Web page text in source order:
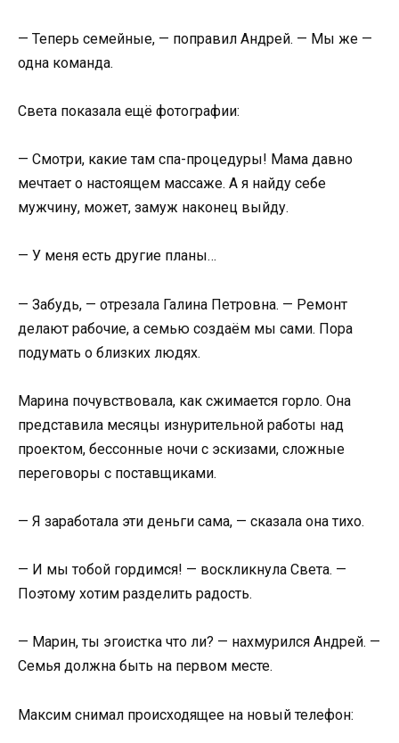
— Теперь семейные, — поправил Андрей. — Мы же —
одна команда.
Света показала ещё фотографии:
— Смотри, какие там спа-процедуры! Мама давно
мечтает о настоящем массаже. А я найду себе
мужчину, может, замуж наконец выйду.
— У меня есть другие планы…
— Забудь, — отрезала Галина Петровна. — Ремонт
делают рабочие, а семью создаём мы сами. Пора
подумать о близких людях.
Марина почувствовала, как сжимается горло. Она
представила месяцы изнурительной работы над
проектом, бессонные ночи с эскизами, сложные
переговоры с поставщиками.
— Я заработала эти деньги сама, — сказала она тихо.
— И мы тобой гордимся! — воскликнула Света. —
Поэтому хотим разделить радость.
— Марин, ты эгоистка что ли? — нахмурился Андрей. —
Семья должна быть на первом месте.
Максим снимал происходящее на новый телефон: